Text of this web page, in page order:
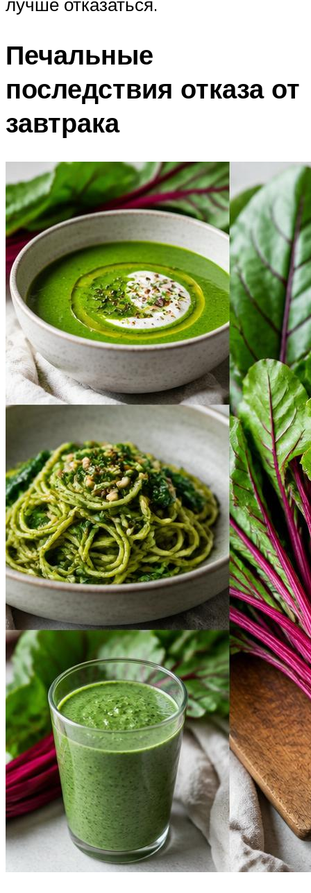
Печальные
последствия отказа от
завтрака